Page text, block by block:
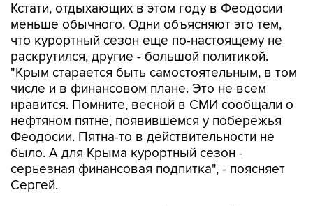
Кстати, отдыхающих в этом году в Феодосии
меньше обычного. Одни объясняют это тем,
что курортный сезон еще по-настоящему не
раскрутился, другие - большой политикой.
"Крым старается быть самостоятельным, в том
числе и в финансовом плане. Это не всем
нравится. Помните, весной в СМИ сообщали о
нефтяном пятне, появившемся у побережья
Феодосии. Пятна-то в действительности не
было. А для Крыма курортный сезон -
серьезная финансовая подпитка", - поясняет
Сергей.